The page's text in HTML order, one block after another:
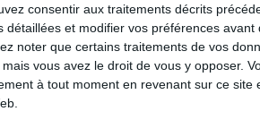
consentir aux traitements décrits
détaillées et modifier vos préférences
noter que certains traitements de vos
vous avez le droit de vous y opposer.
à tout moment en revenant sur ce
individuelles qui ne sont ni
rééquilibrage alimentaire, des plans de repas
pour perdre du poids à long terme.
d'entreprendre un régime amincissant, un